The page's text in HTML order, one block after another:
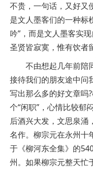
不贵，一句话，又好又
是文人墨客们的一种标
吟”，而是文人墨客实
圣贤皆寂寞，惟有饮者
不由想起几年前陪
接待我们的朋友途中问
写出那么多的好文章吗
个“闲职”，心情比较郁
后酒兴大发，文思泉涌
名作。柳宗元在永州十
于《柳河东全集》的
州。如果柳宗元整天忙